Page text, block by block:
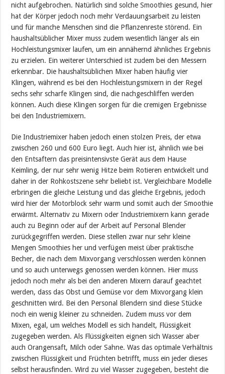
nicht aufgebrochen. Natürlich sind solche Smoothies gesund, hier
hat der Körper jedoch noch mehr Verdauungsarbeit zu leisten
und für manche Menschen sind die Pflanzenreste störend. Ein
haushaltsüblicher Mixer muss zudem wesentlich länger als ein
Hochleistungsmixer laufen, um ein annähernd ähnliches Ergebnis
zu erzielen. Ein weiterer Unterschied ist zudem bei den Messern
erkennbar. Die haushaltsüblichen Mixer haben häufig vier
Klingen, während es bei den Hochleistungsmixern in der Regel
sechs sehr scharfe Klingen sind, die nachgeschliffen werden
können. Auch diese Klingen sorgen für die cremigen Ergebnisse
bei den Industriemixern.
Die Industriemixer haben jedoch einen stolzen Preis, der etwa
zwischen 260 und 600 Euro liegt. Auch hier ist, ähnlich wie bei
den Entsaftern das preisintensivste Gerät aus dem Hause
Keimling, der nur sehr wenig Hitze beim Rotieren entwickelt und
daher in der Rohkostszene sehr beliebt ist. Vergleichbare Modelle
erbringen die gleiche Leistung und das gleiche Ergebnis, jedoch
wird hier der Motorblock sehr warm und somit auch der Smoothie
erwärmt. Alternativ zu Mixern oder Industriemixern kann gerade
auch zu Beginn oder auf der Arbeit auf Personal Blender
zurückgegriffen werden. Diese stellen zwar nur sehr kleine
Mengen Smoothies her und verfügen meist über praktische
Becher, die nach dem Mixvorgang verschlossen werden können
und so auch unterwegs genossen werden können. Hier muss
jedoch noch mehr als bei den anderen Mixern darauf geachtet
werden, dass das Obst und Gemüse vor dem Mixvorgang klein
geschnitten wird. Bei den Personal Blendern sind diese Stücke
noch ein wenig kleiner zu schneiden. Zudem muss vor dem
Mixen, egal, um welches Modell es sich handelt, Flüssigkeit
zugegeben werden. Als Flüssigkeiten eignen sich Wasser aber
auch Orangensaft, Milch oder Sahne. Was das optimale Verhältnis
zwischen Flüssigkeit und Früchten betrifft, muss ein jeder dieses
selbst herausfinden. Wird zu viel Wasser zugegeben, besteht die